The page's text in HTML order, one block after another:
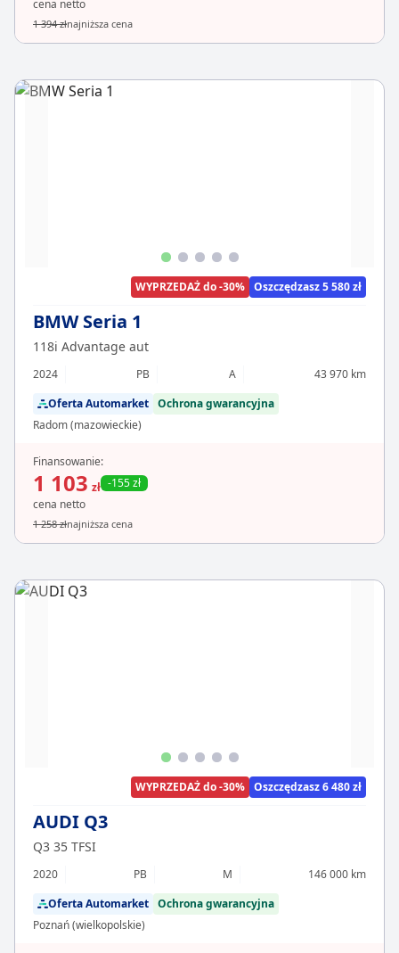
cena netto
1 394 złnajniższa cena
WYPRZEDAŻ do -30% Oszczędzasz 5 580 zł
BMW Seria 1
118i Advantage aut
2024 PB A
43 970 km
Oferta Automarket Ochrona gwarancyjna
Radom (mazowieckie)
Finansowanie:
1 103 zł -155 zł
cena netto
1 258 złnajniższa cena
WYPRZEDAŻ do -30% Oszczędzasz 6 480 zł
AUDI Q3
Q3 35 TFSI
2020 PB M
146 000 km
Oferta Automarket Ochrona gwarancyjna
Poznań (wielkopolskie)